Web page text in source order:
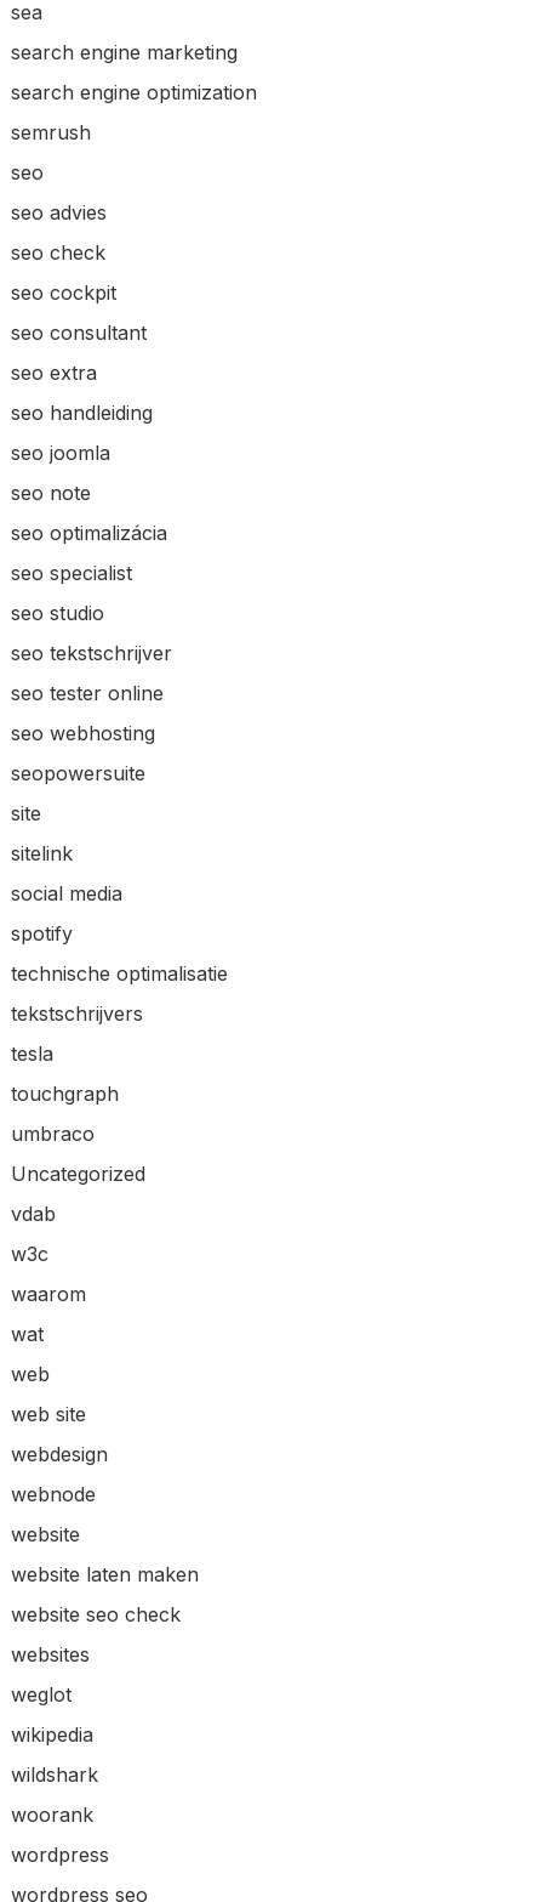
sea
search engine marketing
search engine optimization
semrush
seo
seo advies
seo check
seo cockpit
seo consultant
seo extra
seo handleiding
seo joomla
seo note
seo optimalizácia
seo specialist
seo studio
seo tekstschrijver
seo tester online
seo webhosting
seopowersuite
site
sitelink
social media
spotify
technische optimalisatie
tekstschrijvers
tesla
touchgraph
umbraco
Uncategorized
vdab
w3c
waarom
wat
web
web site
webdesign
webnode
website
website laten maken
website seo check
websites
weglot
wikipedia
wildshark
woorank
wordpress
wordpress seo